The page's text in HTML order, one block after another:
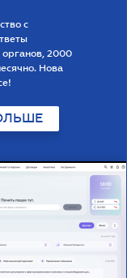
с
2000
Нова